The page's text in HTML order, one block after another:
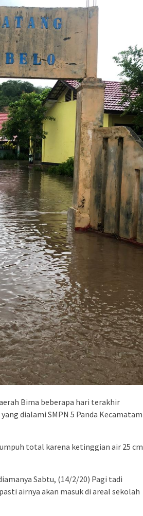
Bima beberapa hari terakhir
dialami SMPN 5 Panda Kecamatam
total karena ketinggian air 25 cm
Sabtu, (14/2/20) Pagi tadi
airnya akan masuk di areal sekolah